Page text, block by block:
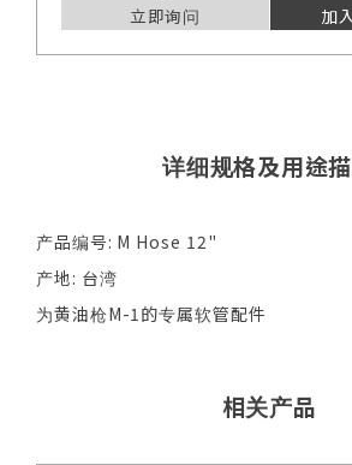
立即询问 加
详细规格及用途
产品编号: M Hose 12"
产地: 台湾
为黄油枪M-1的专属软管配件
相关产品